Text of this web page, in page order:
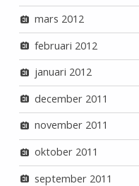
mars 2012
februari 2012
januari 2012
december 2011
november 2011
oktober 2011
september 2011